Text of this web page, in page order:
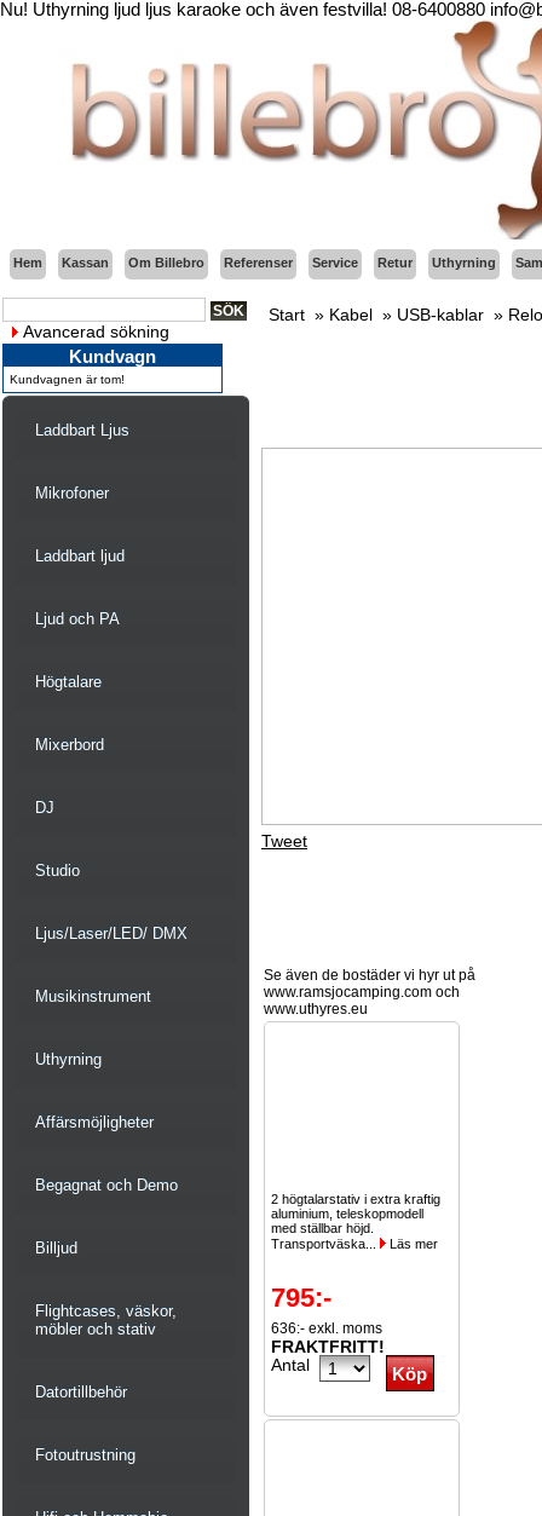
Nu! Uthyrning ljud ljus karaoke och även festvilla! 08-6400880
Hem Kassan Om Billebro Referenser Service Retur Uthyrning
Avancerad sökning
Kundvagn
Kundvagnen är tom!
Laddbart Ljus
Mikrofoner
Laddbart ljud
Ljud och PA
Högtalare
Mixerbord
DJ
Studio
Ljus/Laser/LED/ DMX
Musikinstrument
Uthyrning
Affärsmöjligheter
Begagnat och Demo
Billjud
Flightcases, väskor,
möbler och stativ
Datortillbehör
Fotoutrustning
Start » Kabel » USB-kablar »
Tweet
Se även de bostäder vi hyr ut på
www.ramsjocamping.com och
www.uthyres.eu
2 högtalarstativ i extra kraftig
aluminium, teleskopmodell
med ställbar höjd.
Transportväska...
Läs mer
795:-
636:- exkl. moms
FRAKTFRITT!
Antal